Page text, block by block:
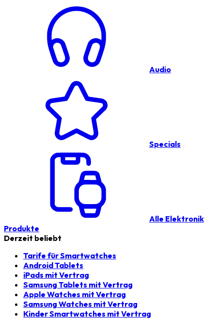
Audio
Specials
Alle Elektronik
Produkte
Derzeit beliebt
Tarife für Smartwatches
Android Tablets
iPads mit Vertrag
Samsung Tablets mit Vertrag
Apple Watches mit Vertrag
Samsung Watches mit Vertrag
Kinder Smartwatches mit Vertrag